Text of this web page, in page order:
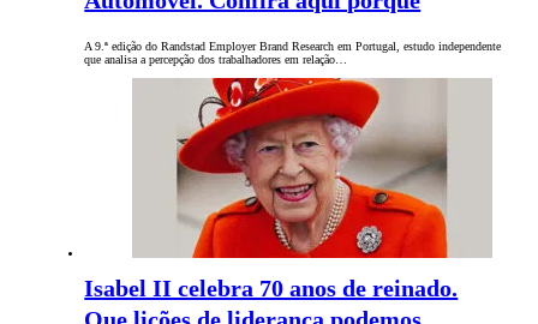
A 9.ª edição do Randstad Employer Brand Research em Portugal, estudo independente
que analisa a percepção dos trabalhadores em relação…
Isabel II celebra 70 anos de reinado.